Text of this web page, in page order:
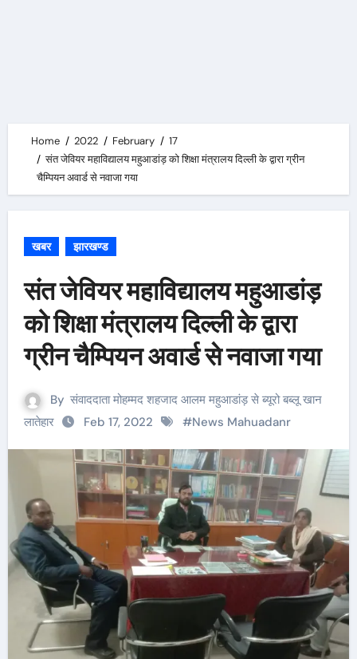
Home 2022 February
17
संत जेवियर महाविद्यालय महुआडांड़ को शिक्षा मंत्रालय दिल्ली के द्वारा ग्रीन
चैम्पियन अवार्ड से नवाजा गया
खबर झारखण्ड
संत जेवियर महाविद्यालय महुआडांड़
को शिक्षा मंत्रालय दिल्ली के द्वारा
ग्रीन चैम्पियन अवार्ड से नवाजा गया
By संवाददाता मोहम्मद शहजाद आलम महुआडांड़ से ब्यूरो बब्लू खान
लातेहार
Feb 17, 2022 #News Mahuadanr